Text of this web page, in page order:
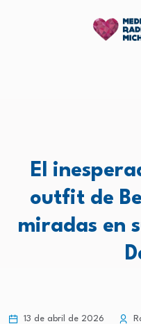
El
outfit de
miradas en
13 de abril de 2026